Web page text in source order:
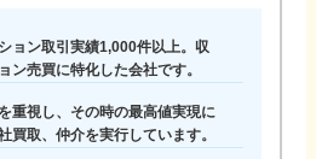
ョン取引実績1,000件以上。収
ン売買に特化した会社です。
重視し、その時の最高値実現に
買取、仲介を実行しています。